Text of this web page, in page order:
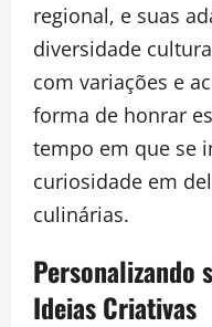
regional, e suas
diversidade
com variações e
forma de honrar
tempo em que se
curiosidade em
culinárias.
Personalizando
Ideias Criativas